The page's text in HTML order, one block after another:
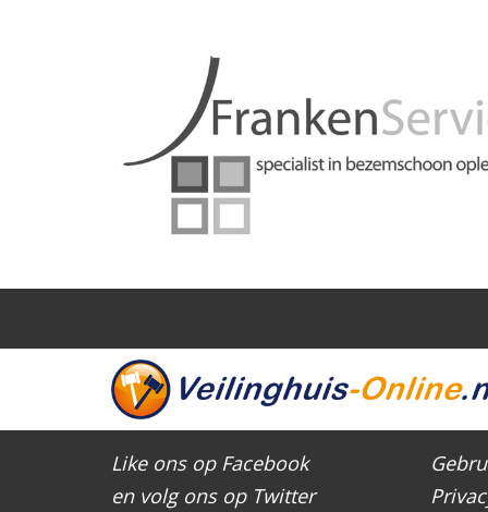
Like ons op Facebook
en volg ons op Twitter